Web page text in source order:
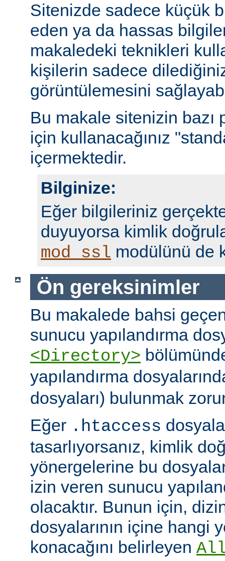
Sitenizde sadece küçük
eden ya da hassas
makaledeki teknikleri
kişilerin sadece
görüntülemesini
Bu makale sitenizin bazı
için kullanacağınız
içermektedir.
Bilginize:
Eğer bilgileriniz
duyuyorsa kimlik
mod_ssl modülünü de
Ön gereksinimler
Bu makalede bahsi
sunucu yapılandırma
<Directory>
yapılandırma
dosyaları) bulunmak
Eğer .htaccess
tasarlıyorsanız, kimlik
yönergelerine bu
izin veren sunucu
olacaktır. Bunun için,
dosyalarının içine hangi
konacağını belirleyen